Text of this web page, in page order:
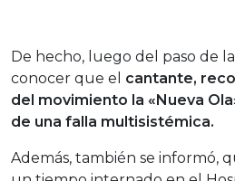
De hecho, luego del paso de
conocer que el cantante,
del movimiento la «Nueva
de una falla multisistémica.
Además, también se informó,